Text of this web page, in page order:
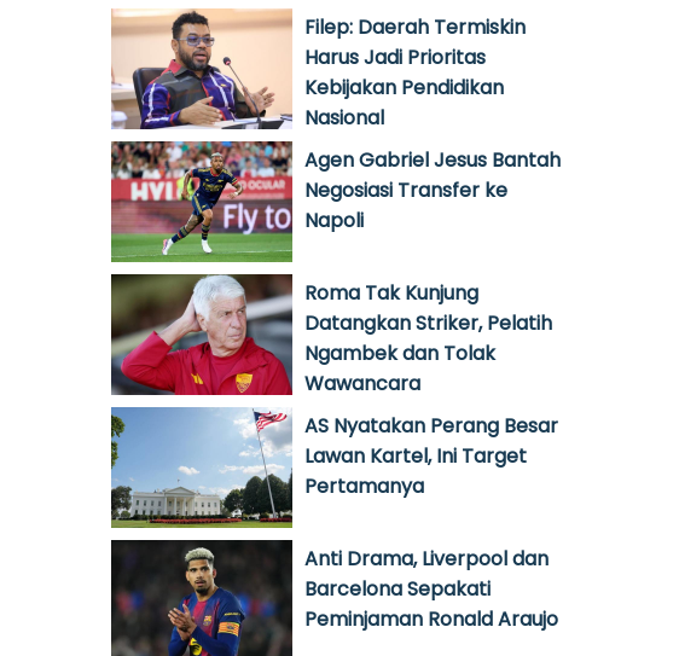
Filep: Daerah Termiskin
Harus Jadi Prioritas
Kebijakan Pendidikan
Nasional
Agen Gabriel Jesus Bantah
Negosiasi Transfer ke
Napoli
Roma Tak Kunjung
Datangkan Striker, Pelatih
Ngambek dan Tolak
Wawancara
AS Nyatakan Perang Besar
Lawan Kartel, Ini Target
Pertamanya
Anti Drama, Liverpool dan
Barcelona Sepakati
Peminjaman Ronald Araujo